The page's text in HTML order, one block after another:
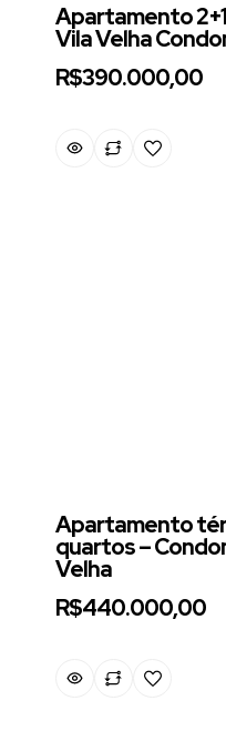
Apartamento
Vila Velha
R$390.000,00
Apartamento
quartos –
Velha
R$440.000,00